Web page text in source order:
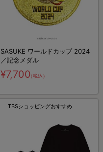
SASUKE ワールドカップ 2024
／記念メダル
¥7,700（税込）
TBSショッピングおすすめ